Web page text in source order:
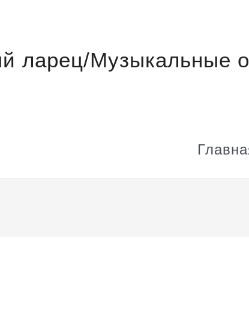
ларец/Музыкальные